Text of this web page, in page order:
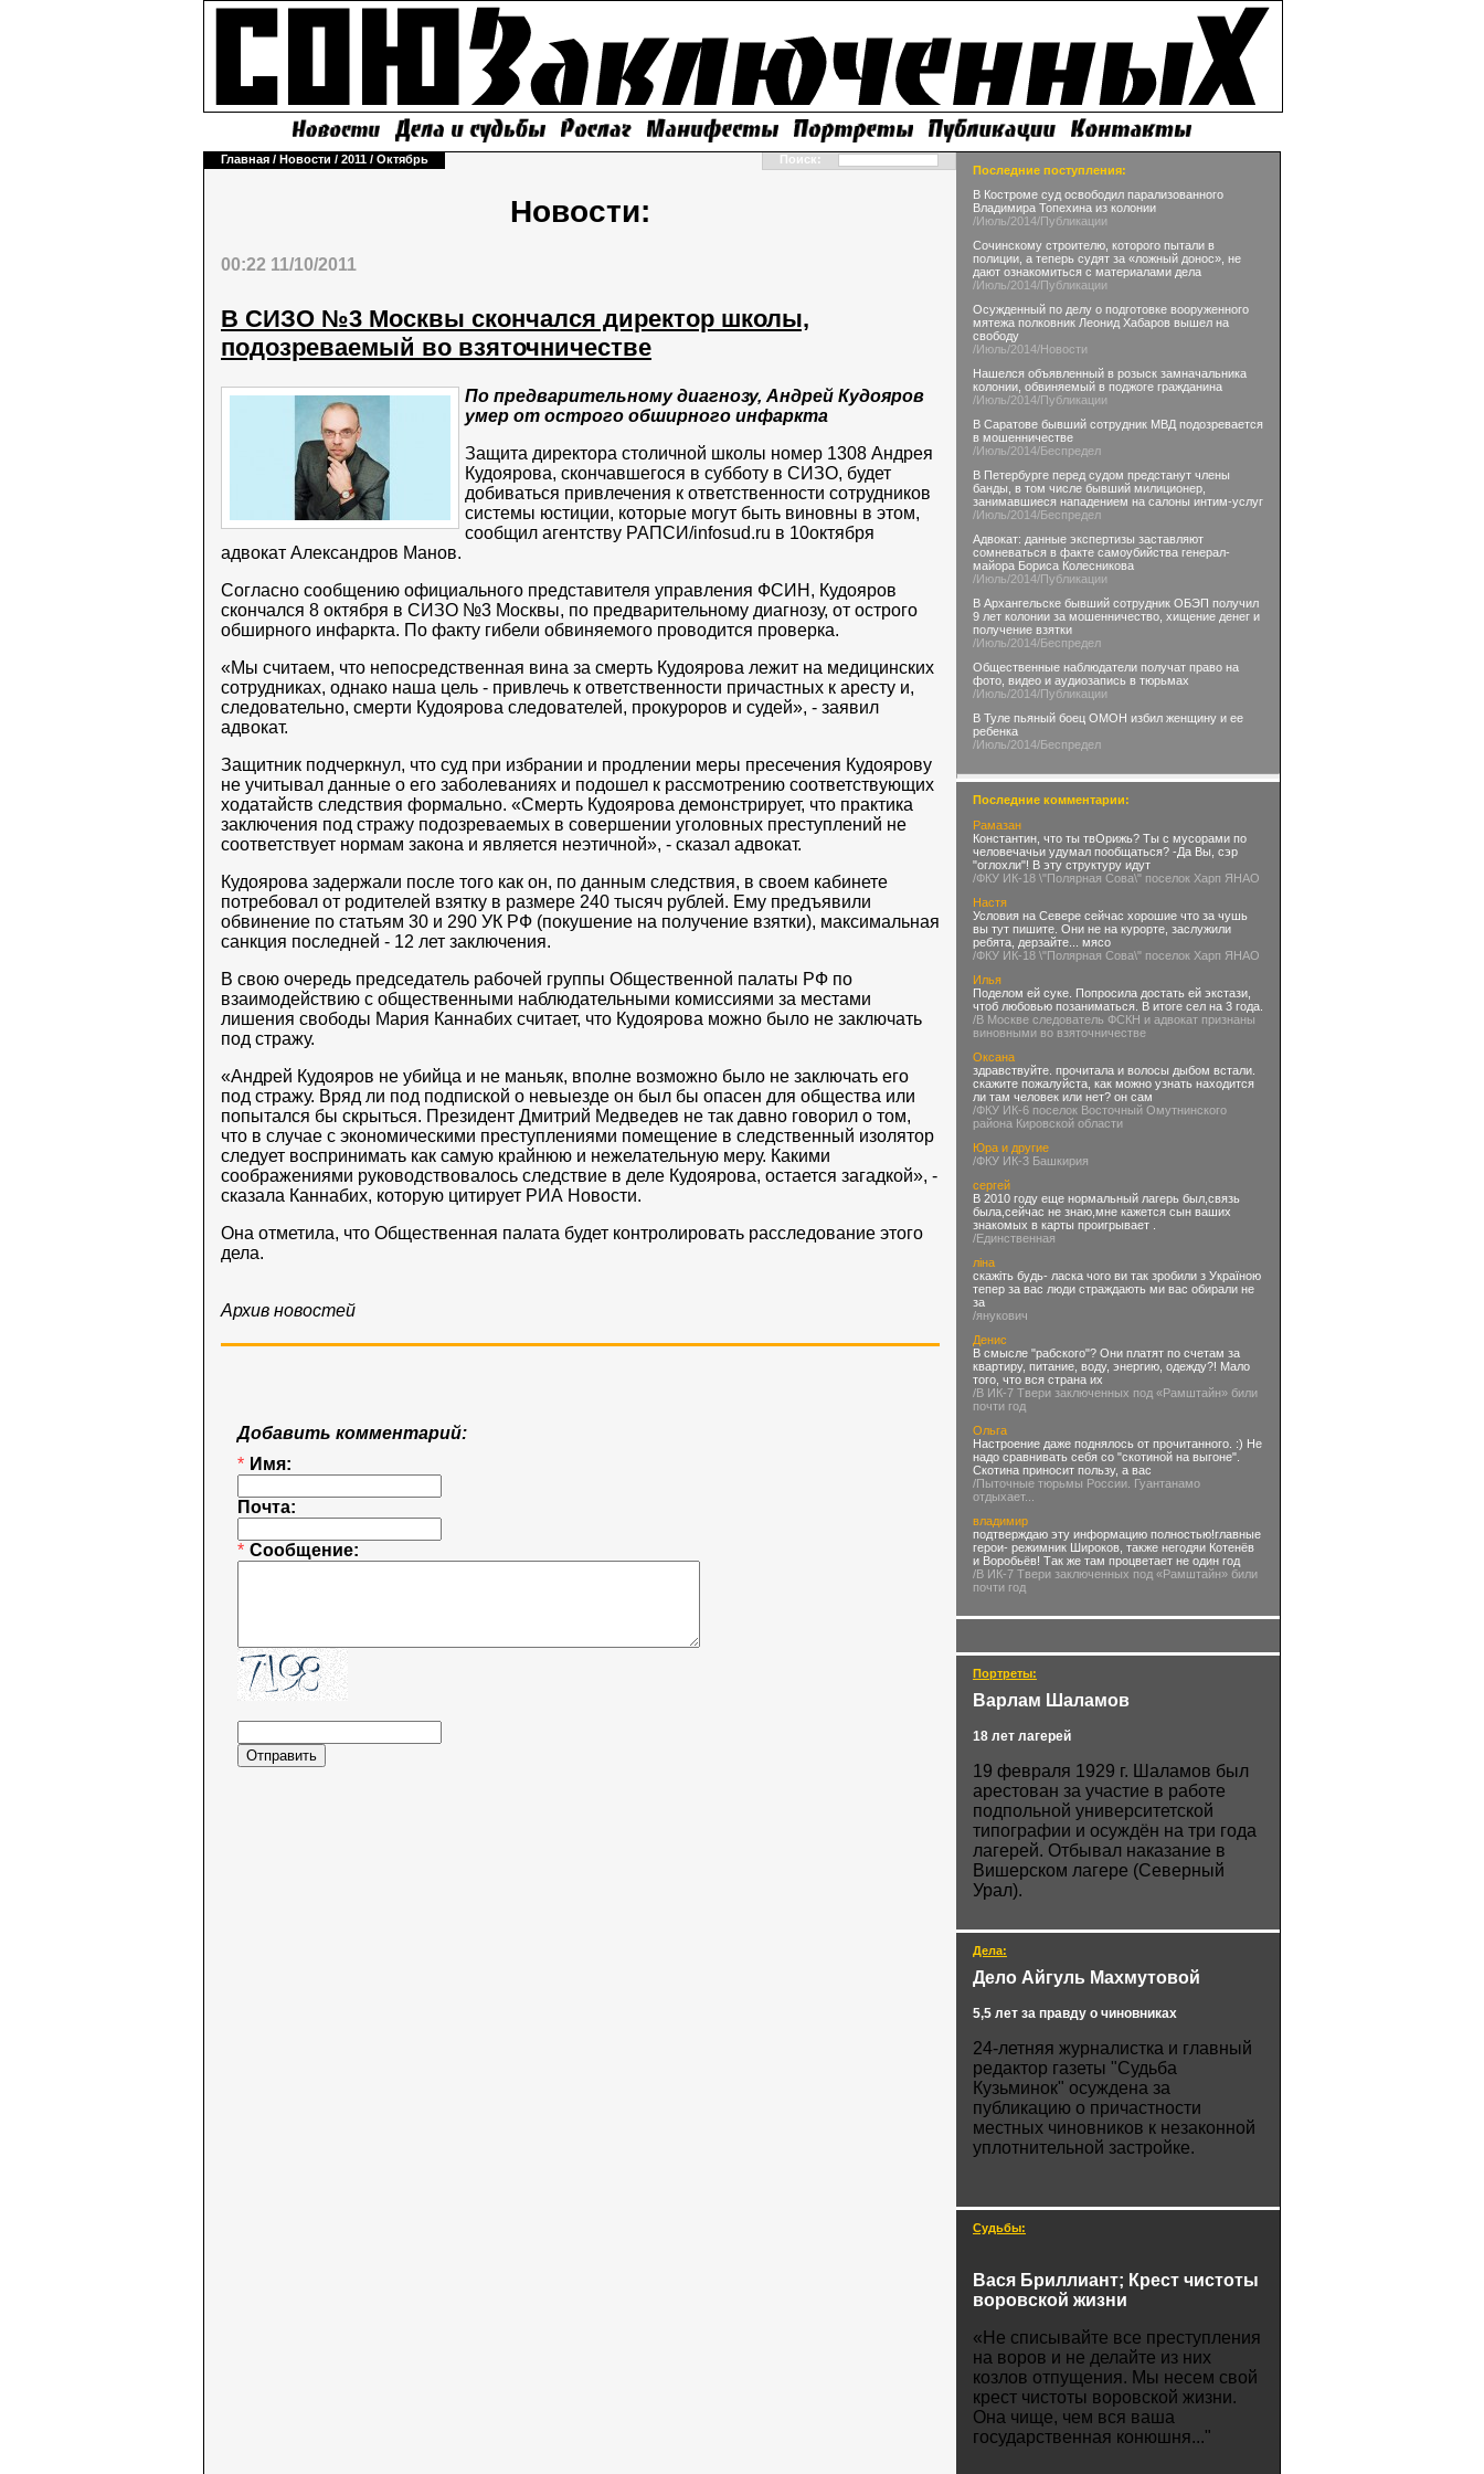
Главная / Новости / 2011 / Октябрь Поиск:
Новости:
00:22 11/10/2011
В СИЗО №3 Москвы скончался директор школы,
подозреваемый во взяточничестве
По предварительному диагнозу, Андрей Кудояров
умер от острого обширного инфаркта
Защита директора столичной школы номер 1308 Андрея
Кудоярова, скончавшегося в субботу в СИЗО, будет
добиваться привлечения к ответственности сотрудников
системы юстиции, которые могут быть виновны в этом,
сообщил агентству РАПСИ/infosud.ru в 10октября
адвокат Александров Манов.
Согласно сообщению официального представителя управления ФСИН, Кудояров
скончался 8 октября в СИЗО №3 Москвы, по предварительному диагнозу, от острого
обширного инфаркта. По факту гибели обвиняемого проводится проверка.
«Мы считаем, что непосредственная вина за смерть Кудоярова лежит на медицинских
сотрудниках, однако наша цель - привлечь к ответственности причастных к аресту и,
следовательно, смерти Кудоярова следователей, прокуроров и судей», - заявил
адвокат.
Защитник подчеркнул, что суд при избрании и продлении меры пресечения Кудоярову
не учитывал данные о его заболеваниях и подошел к рассмотрению соответствующих
ходатайств следствия формально. «Смерть Кудоярова демонстрирует, что практика
заключения под стражу подозреваемых в совершении уголовных преступлений не
соответствует нормам закона и является неэтичной», - сказал адвокат.
Кудоярова задержали после того как он, по данным следствия, в своем кабинете
потребовал от родителей взятку в размере 240 тысяч рублей. Ему предъявили
обвинение по статьям 30 и 290 УК РФ (покушение на получение взятки), максимальная
санкция последней - 12 лет заключения.
В свою очередь председатель рабочей группы Общественной палаты РФ по
взаимодействию с общественными наблюдательными комиссиями за местами
лишения свободы Мария Каннабих считает, что Кудоярова можно было не заключать
под стражу.
«Андрей Кудояров не убийца и не маньяк, вполне возможно было не заключать его
под стражу. Вряд ли под подпиской о невыезде он был бы опасен для общества или
попытался бы скрыться. Президент Дмитрий Медведев не так давно говорил о том,
что в случае с экономическими преступлениями помещение в следственный изолятор
следует воспринимать как самую крайнюю и нежелательную меру. Какими
соображениями руководствовалось следствие в деле Кудоярова, остается загадкой», -
сказала Каннабих, которую цитирует РИА Новости.
Она отметила, что Общественная палата будет контролировать расследование этого
дела.
Архив новостей
Добавить комментарий:
* Имя:
Почта:
* Сообщение:
Последние поступления:
В Костроме суд освободил парализованного
Владимира Топехина из колонии
/Июль/2014/Публикации
Сочинскому строителю, которого пытали в
полиции, а теперь судят за «ложный донос», не
дают ознакомиться с материалами дела
/Июль/2014/Публикации
Осужденный по делу о подготовке вооруженного
мятежа полковник Леонид Хабаров вышел на
свободу
/Июль/2014/Новости
Нашелся объявленный в розыск замначальника
колонии, обвиняемый в поджоге гражданина
/Июль/2014/Публикации
В Саратове бывший сотрудник МВД подозревается
в мошенничестве
/Июль/2014/Беспредел
В Петербурге перед судом предстанут члены
банды, в том числе бывший милиционер,
занимавшиеся нападением на салоны интим-услуг
/Июль/2014/Беспредел
Адвокат: данные экспертизы заставляют
сомневаться в факте самоубийства генерал-
майора Бориса Колесникова
/Июль/2014/Публикации
В Архангельске бывший сотрудник ОБЭП получил
9 лет колонии за мошенничество, хищение денег и
получение взятки
/Июль/2014/Беспредел
Общественные наблюдатели получат право на
фото, видео и аудиозапись в тюрьмах
/Июль/2014/Публикации
В Туле пьяный боец ОМОН избил женщину и ее
ребенка
/Июль/2014/Беспредел
Последние комментарии:
Рамазан
Константин, что ты твОрижь? Ты с мусорами по
человечачьи удумал пообщаться? -Да Вы, сэр
"оглохли"! В эту структуру идут
/ФКУ ИК-18 \"Полярная Сова\" поселок Харп ЯНАО
Настя
Условия на Севере сейчас хорошие что за чушь
вы тут пишите. Они не на курорте, заслужили
ребята, дерзайте... мясо
/ФКУ ИК-18 \"Полярная Сова\" поселок Харп ЯНАО
Илья
Поделом ей суке. Попросила достать ей экстази,
чтоб любовью позаниматься. В итоге сел на 3 года.
/В Москве следователь ФСКН и адвокат признаны
виновными во взяточничестве
Оксана
здравствуйте. прочитала и волосы дыбом встали.
скажите пожалуйста, как можно узнать находится
ли там человек или нет? он сам
/ФКУ ИК-6 поселок Восточный Омутнинского
района Кировской области
Юра и другие
/ФКУ ИК-3 Башкирия
сергей
В 2010 году еще нормальный лагерь был,связь
была,сейчас не знаю,мне кажется сын ваших
знакомых в карты проигрывает .
/Единственная
ліна
скажіть будь- ласка чого ви так зробили з Україною
тепер за вас люди страждають ми вас обирали не
за
/янукович
Денис
В смысле "рабского"? Они платят по счетам за
квартиру, питание, воду, энергию, одежду?! Мало
того, что вся страна их
/В ИК-7 Твери заключенных под «Рамштайн» били
почти год
Ольга
Настроение даже поднялось от прочитанного. :) Не
надо сравнивать себя со "скотиной на выгоне".
Скотина приносит пользу, а вас
/Пыточные тюрьмы России. Гуантанамо
отдыхает...
владимир
подтверждаю эту информацию полностью!главные
герои- режимник Широков, также негодяи Котенёв
и Воробьёв! Так же там процветает не один год
/В ИК-7 Твери заключенных под «Рамштайн» били
почти год
Портреты:
Варлам Шаламов
18 лет лагерей
19 февраля 1929 г. Шаламов был
арестован за участие в работе
подпольной университетской
типографии и осуждён на три года
лагерей. Отбывал наказание в
Вишерском лагере (Северный
Урал).
Дела:
Дело Айгуль Махмутовой
5,5 лет за правду о чиновниках
24-летняя журналистка и главный
редактор газеты "Судьба
Кузьминок" осуждена за
публикацию о причастности
местных чиновников к незаконной
уплотнительной застройке.
Судьбы:
Вася Бриллиант; Крест чистоты
воровской жизни
«Не списывайте все преступления
на воров и не делайте из них
козлов отпущения. Мы несем свой
крест чистоты воровской жизни.
Она чище, чем вся ваша
государственная конюшня..."